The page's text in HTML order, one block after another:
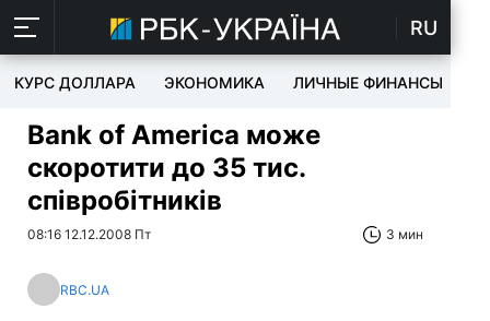
RU
КУРС ДОЛЛАРА ЭКОНОМИКА ЛИЧНЫЕ ФИНАНСЫ
Bank of America може
скоротити до 35 тис.
співробітників
08:16 12.12.2008 Пт 3 мин
RBC.UA